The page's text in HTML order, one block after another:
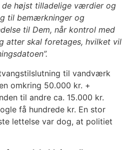
de højst tilladelige værdier og
til bemærkninger og
til Dem, når kontrol med
atter skal foretages, hvilket vil
til vandværk
omkring 50.000 kr. +
til andre ca. 15.000 kr.
få hundrede kr. En stor
lettelse var dog, at politiet